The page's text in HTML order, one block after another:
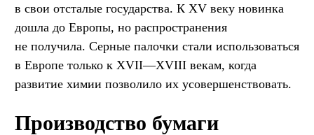
в свои отсталые государства. К XV веку новинка
дошла до Европы, но распространения
не получила. Серные палочки стали использоваться
в Европе только к XVII—XVIII векам, когда
развитие химии позволило их усовершенствовать.
Производство бумаги